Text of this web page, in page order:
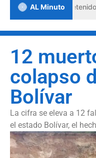
AL Minuto
abogado detenido en
12
colapso
Bolívar
La cifra se eleva a 12
el estado Bolívar, el